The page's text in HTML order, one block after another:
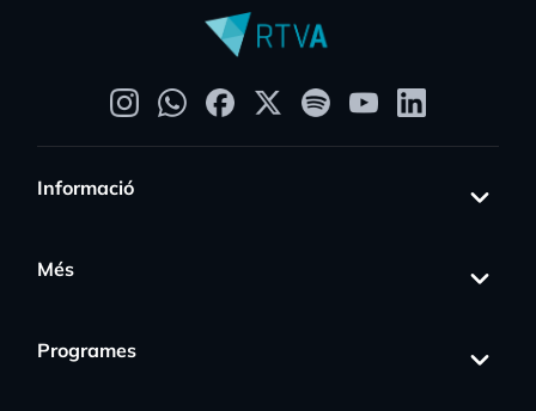
Informació
Més
Programes